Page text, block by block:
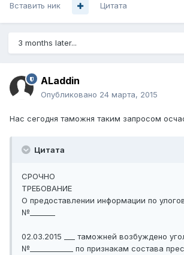
Вставить ник Цитата
3 months later...
ALaddin
Опубликовано 24 марта, 2015
Нас сегодня таможня таким запросом
Цитата
СРОЧНО
ТРЕБОВАНИЕ
О предоставлении информации по
№_______
02.03.2015 ___ таможней возбуждено
№____________ по признакам состава